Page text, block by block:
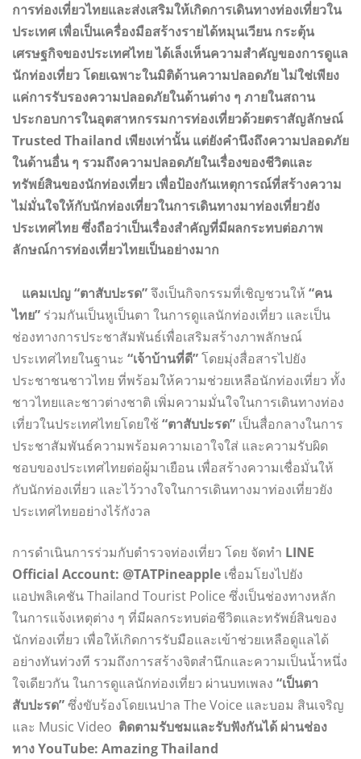
การท่องเที่ยวไทยและส่งเสริมให้เกิดการเดินทางท่องเที่ยวใน
ประเทศ เพื่อเป็นเครื่องมือสร้างรายได้หมุนเวียน กระตุ้น
เศรษฐกิจของประเทศไทย ได้เล็งเห็นความสำคัญของการดูแล
นักท่องเที่ยว โดยเฉพาะในมิติด้านความปลอดภัย ไม่ใช่เพียง
แค่การรับรองความปลอดภัยในด้านต่าง ๆ ภายในสถาน
ประกอบการในอุตสาหกรรมการท่องเที่ยวด้วยตราสัญลักษณ์
Trusted Thailand เพียงเท่านั้น แต่ยังคำนึงถึงความปลอดภัย
ในด้านอื่น ๆ รวมถึงความปลอดภัยในเรื่องของชีวิตและ
ทรัพย์สินของนักท่องเที่ยว เพื่อป้องกันเหตุการณ์ที่สร้างความ
ไม่มั่นใจให้กับนักท่องเที่ยวในการเดินทางมาท่องเที่ยวยัง
ประเทศไทย ซึ่งถือว่าเป็นเรื่องสำคัญที่มีผลกระทบต่อภาพ
ลักษณ์การท่องเที่ยวไทยเป็นอย่างมาก
แคมเปญ “ตาสับปะรด”จึงเป็นกิจกรรมที่เชิญชวนให้ “คน
ไทย” ร่วมกันเป็นหูเป็นตา ในการดูแลนักท่องเที่ยว และเป็น
ช่องทางการประชาสัมพันธ์เพื่อเสริมสร้างภาพลักษณ์
ประเทศไทยในฐานะ “เจ้าบ้านที่ดี”โดยมุ่งสื่อสารไปยัง
ประชาชนชาวไทย ที่พร้อมให้ความช่วยเหลือนักท่องเที่ยว ทั้ง
ชาวไทยและชาวต่างชาติ เพิ่มความมั่นใจในการเดินทางท่อง
เที่ยวในประเทศไทยโดยใช้ “ตาสับปะรด” เป็นสื่อกลางในการ
ประชาสัมพันธ์ความพร้อมความเอาใจใส่ และความรับผิด
ชอบของประเทศไทยต่อผู้มาเยือน เพื่อสร้างความเชื่อมั่นให้
กับนักท่องเที่ยว และไว้วางใจในการเดินทางมาท่องเที่ยวยัง
ประเทศไทยอย่างไร้กังวล
การดำเนินการร่วมกับตำรวจท่องเที่ยว โดย จัดทำ LINE
Official Account: @TATPineapple เชื่อมโยงไปยัง
แอปพลิเคชัน Thailand Tourist Police ซึ่งเป็นช่องทางหลัก
ในการแจ้งเหตุต่าง ๆ ที่มีผลกระทบต่อชีวิตและทรัพย์สินของ
นักท่องเที่ยว เพื่อให้เกิดการรับมือและเข้าช่วยเหลือดูแลได้
อย่างทันท่วงที รวมถึงการสร้างจิตสำนึกและความเป็นน้ำหนึ่ง
ใจเดียวกัน ในการดูแลนักท่องเที่ยว ผ่านบทเพลง “เป็นตา
สับปะรด”ซึ่งขับร้องโดยเนปาล The Voice และบอม สินเจริญ
และ Music Video ติดตามรับชมและรับฟังกันได้ ผ่านช่อง
ทาง YouTube: Amazing Thailand